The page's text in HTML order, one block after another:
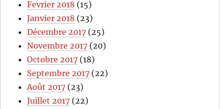
Fevrier 2018 (15)
Janvier 2018 (23)
Décembre 2017 (25)
Novembre 2017 (20)
Octobre 2017 (18)
Septembre 2017 (22)
Août 2017 (23)
Juillet 2017 (22)